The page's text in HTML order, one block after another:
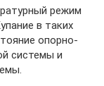
режим
в таких
опорно-
системы и